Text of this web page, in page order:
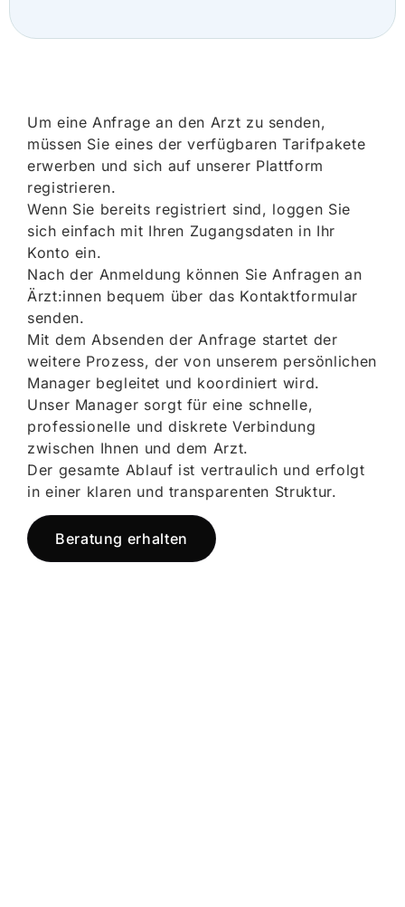
Um eine Anfrage an den Arzt zu senden,
müssen Sie eines der verfügbaren Tarifpakete
erwerben und sich auf unserer Plattform
registrieren.
Wenn Sie bereits registriert sind, loggen Sie
sich einfach mit Ihren Zugangsdaten in Ihr
Konto ein.
Nach der Anmeldung können Sie Anfragen an
Ärzt:innen bequem über das Kontaktformular
senden.
Mit dem Absenden der Anfrage startet der
weitere Prozess, der von unserem persönlichen
Manager begleitet und koordiniert wird.
Unser Manager sorgt für eine schnelle,
professionelle und diskrete Verbindung
zwischen Ihnen und dem Arzt.
Der gesamte Ablauf ist vertraulich und erfolgt
in einer klaren und transparenten Struktur.
Beratung erhalten